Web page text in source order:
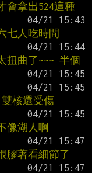
會拿出524這種
七人吃時間
扭曲了~~~ 半個
核還受傷
像湖人啊
膠著看細節了